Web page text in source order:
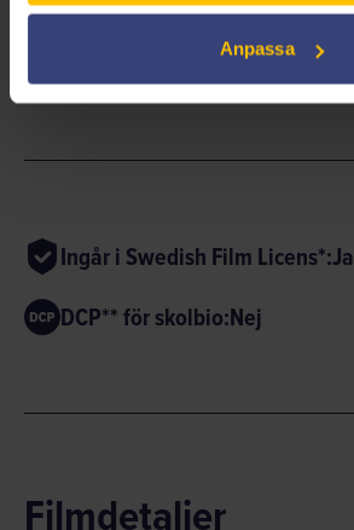
Anpassa
FAMILJEFILM
Ingår i Swedish Film Licens*:Ja
DCP** för skolbio:Nej
Filmdetaljer